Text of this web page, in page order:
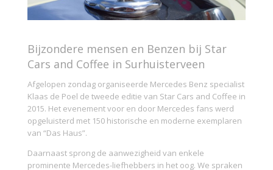
Bijzondere mensen en Benzen bij Star
Cars and Coffee in Surhuisterveen
Afgelopen zondag organiseerde Mercedes Benz specialist
Klaas de Poel de tweede editie van Star Cars and Coffee in
2015. Het evenement voor en door Mercedes fans werd
opgeluisterd met 150 historische en moderne exemplaren
van “Das Haus”.
Daarnaast sprong de aanwezigheid van enkele
prominente Mercedes-liefhebbers in het oog. We spraken